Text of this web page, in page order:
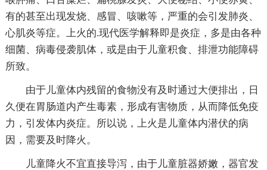
有的甚至出现发烧、感冒、咳嗽等，严重的会引发肺炎、
心肌炎等症。上火的.现代医学解释即是炎症，多是由各种
细菌、病毒侵袭肌体，或是由于儿童积食、排泄功能障碍
所致。
由于儿童体内残留的食物没有及时通过大便排出，日
久便在胃肠道内产生毒素，形成有害物质，从而降低免疫
力，引发体内炎症。所以说，上火是儿童体内潜伏的病
因，需要及时降火。
儿童降火不宜直接导泻，由于儿童脏器娇嫩，器官发